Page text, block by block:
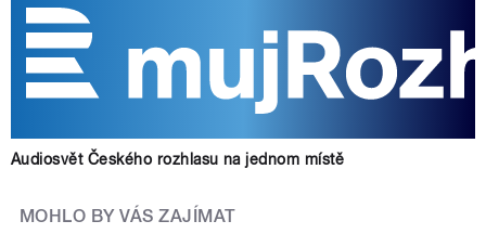
Audiosvět Českého rozhlasu na jednom místě
MOHLO BY VÁS ZAJÍMAT